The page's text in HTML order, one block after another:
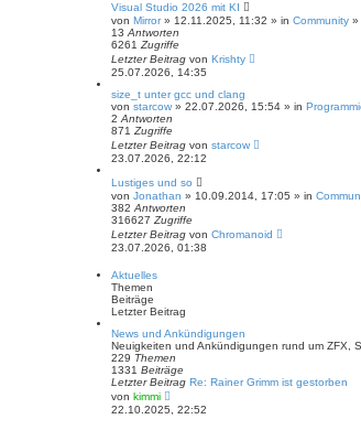
Visual Studio 2026 mit KI
von Mirror» 12.11.2025, 11:32 » in Community »
13 Antworten
6261 Zugriffe
Letzter Beitrag von Krishty
25.07.2026, 14:35
size_t unter gcc und clang
von starcow » 22.07.2026, 15:54 » in
2 Antworten
871 Zugriffe
Letzter Beitrag von starcow
23.07.2026, 22:12
Lustiges und so
von Jonathan » 10.09.2014, 17:05 » in
382 Antworten
316627 Zugriffe
Letzter Beitrag von Chromanoid
23.07.2026, 01:38
Aktuelles
Themen
Beiträge
Letzter Beitrag
News und Ankündigungen
Neuigkeiten und Ankündigungen rund um ZFX,
229 Themen
1331 Beiträge
Letzter Beitrag Re: Rainer Grimm ist gestorben
von kimmi
u
22.10.2025, 22:52